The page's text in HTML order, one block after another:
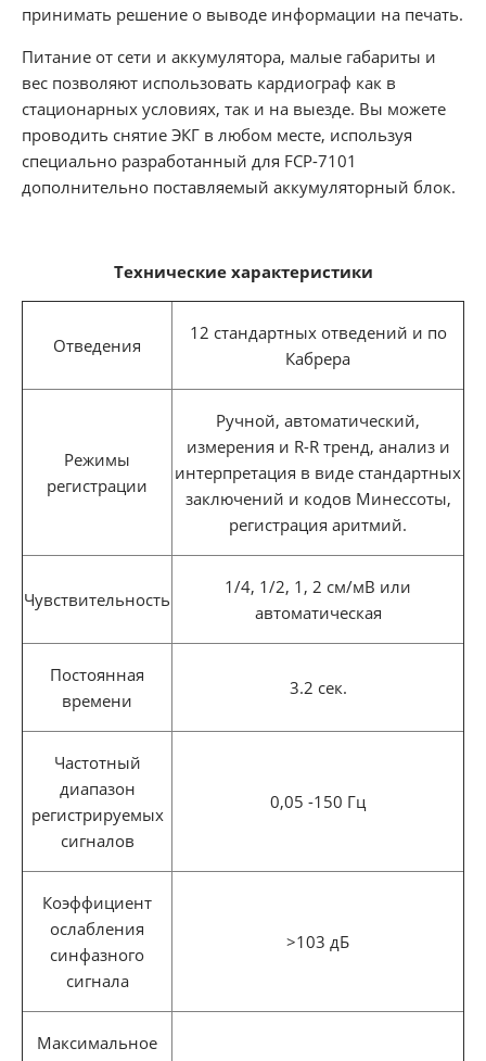
принимать решение о выводе информации на печать.
Питание от сети и аккумулятора, малые габариты и
вес позволяют использовать кардиограф как в
стационарных условиях, так и на выезде. Вы можете
проводить снятие ЭКГ в любом месте, используя
специально разработанный для FCP-7101
дополнительно поставляемый аккумуляторный блок.
Технические характеристики
Отведения
12 стандартных отведений и по
Кабрера
Режимы
регистрации
Ручной, автоматический,
измерения и R-R тренд, анализ и
интерпретация в виде стандартных
заключений и кодов Минессоты,
регистрация аритмий.
Чувствительность
1/4, 1/2, 1, 2 см/мВ или
автоматическая
Постоянная
времени
3.2 сек.
Частотный
диапазон
регистрируемых
сигналов
0,05 -150 Гц
Коэффициент
ослабления
синфазного
сигнала
>103 дБ
Максимальное